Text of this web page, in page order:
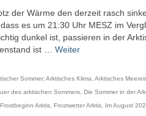
der Wärme den derzeit rasch
es um 21:30 Uhr MESZ im
dunkel ist, passieren in der
ist … Weiter
Sommer, Arktisches Klima Arktisches
des arktischen Sommers, Die Sommer in der
Frostbeginn Arktis, Frostwetter Arktis,
Im August